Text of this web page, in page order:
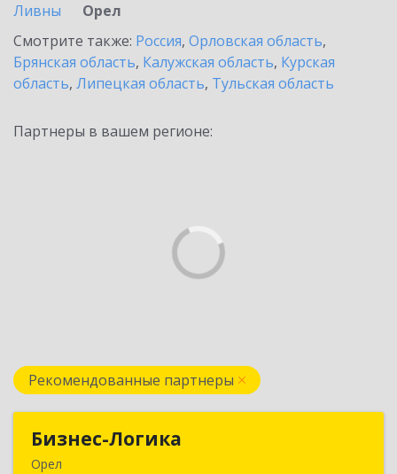
Ливны
Орел
Смотрите также: Россия, Орловская область,
Брянская область, Калужская область, Курская
область, Липецкая область, Тульская область
Партнеры в вашем регионе:
Рекомендованные партнеры
Бизнес-Логика
Орел